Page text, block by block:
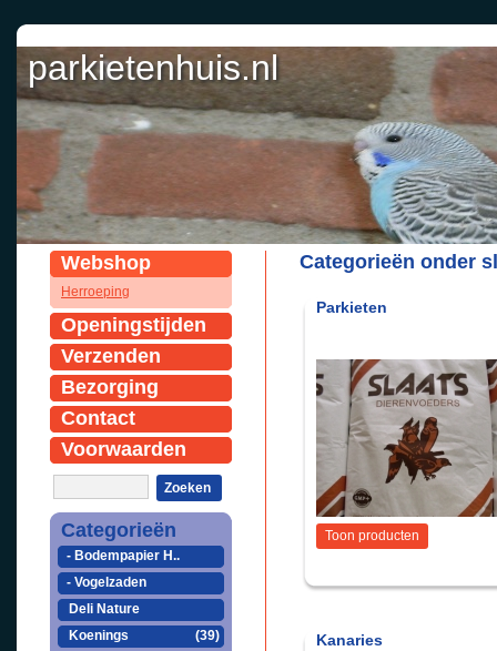
parkietenhuis.nl
Webshop
Herroeping
Openingstijden
Verzenden
Bezorging
Contact
Voorwaarden
Zoeken
Categorieën
- Bodempapier H..
- Vogelzaden
Deli Nature
Koenings
(39)
Categorieën onder
Parkieten
Toon producten
Kanaries